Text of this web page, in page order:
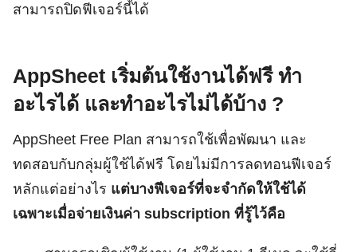
สามารถปิดฟีเจอร์นี้ได้
AppSheet เริ่มต้นใช้งานได้ฟรี ทำ
อะไรได้ และทำอะไรไม่ได้บ้าง ?
AppSheet Free Plan สามารถใช้เพื่อพัฒนา และ
ทดสอบกับกลุ่มผู้ใช้ได้ฟรี โดยไม่มีการลดทอนฟีเจอร์
หลักแต่อย่างไร แต่บางฟีเจอร์ที่จะจำกัดให้ใช้ได้
เฉพาะเมื่อจ่ายเงินค่า subscription ที่รู้ไว้คือ